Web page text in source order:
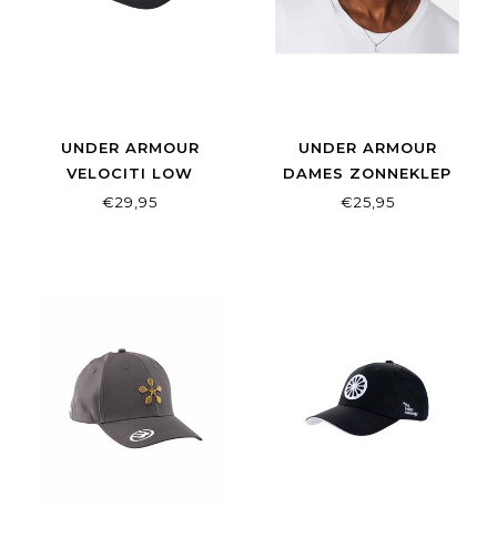
UNDER ARMOUR
VELOCITI LOW
ADJUSTABLE CAP
€29,95
UNDER ARMOUR
DAMES ZONNEKLEP
ISO-CHILL WHITE
€25,95